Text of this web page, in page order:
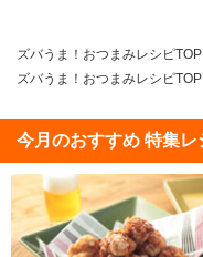
ズバうま！おつまみレシピTOP
ズバうま！おつまみレシピTOP
今月のおすすめ 特集レ